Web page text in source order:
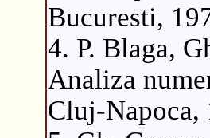
Bucuresti,
4. P. Blaga,
Analiza
Cluj-